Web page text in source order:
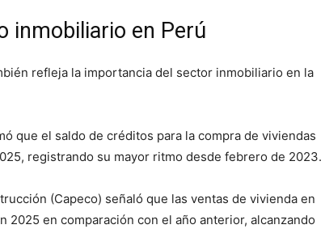
inmobiliario en Perú
refleja la importancia del sector inmobiliario en la
que el saldo de créditos para la compra de viviendas
registrando su mayor ritmo desde febrero de 2023.
(Capeco) señaló que las ventas de vivienda en
2025 en comparación con el año anterior, alcanzando